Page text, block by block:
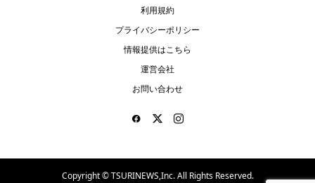
利用規約
プライバシーポリシー
情報提供はこちら
運営会社
お問い合わせ
Copyright ©TSURINEWS,Inc. All Rights Reserved.